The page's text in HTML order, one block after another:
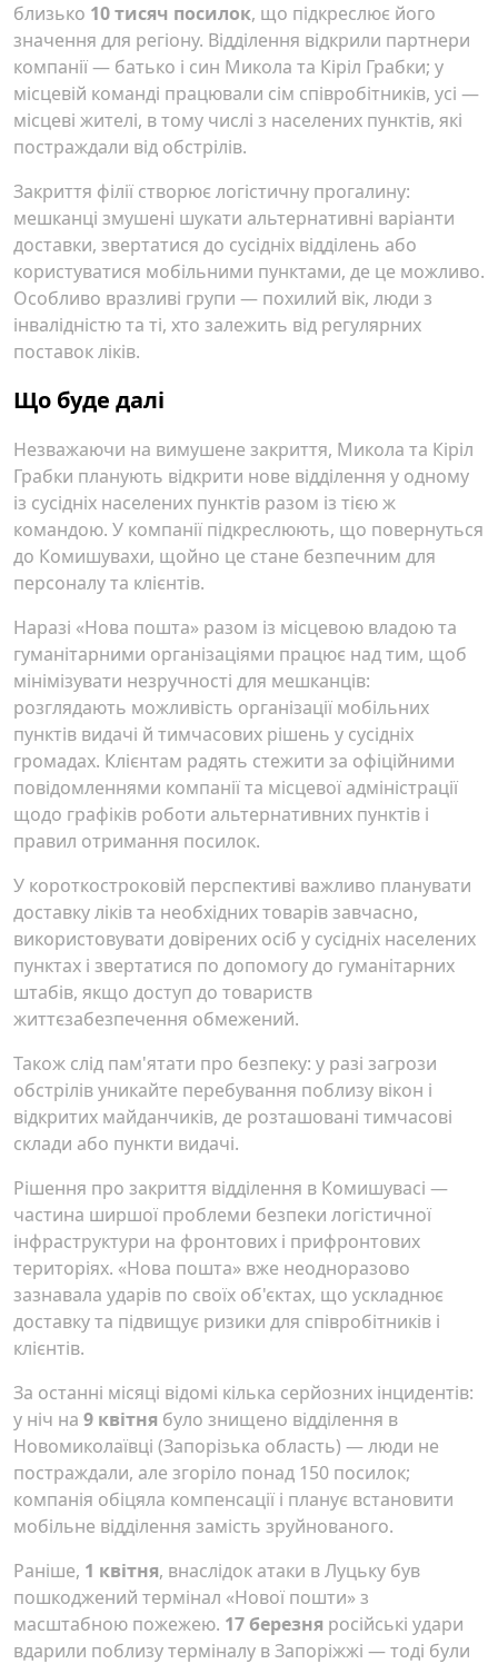
близько 10 тисяч посилок, що підкреслює його
значення для регіону. Відділення відкрили партнери
компанії — батько і син Микола та Кіріл Грабки; у
місцевій команді працювали сім співробітників, усі —
місцеві жителі, в тому числі з населених пунктів, які
постраждали від обстрілів.
Закриття філії створює логістичну прогалину:
мешканці змушені шукати альтернативні варіанти
доставки, звертатися до сусідніх відділень або
користуватися мобільними пунктами, де це можливо.
Особливо вразливі групи — похилий вік, люди з
інвалідністю та ті, хто залежить від регулярних
поставок ліків.
Що буде далі
Незважаючи на вимушене закриття, Микола та Кіріл
Грабки планують відкрити нове відділення у одному
із сусідніх населених пунктів разом із тією ж
командою. У компанії підкреслюють, що повернуться
до Комишувахи, щойно це стане безпечним для
персоналу та клієнтів.
Наразі «Нова пошта» разом із місцевою владою та
гуманітарними організаціями працює над тим, щоб
мінімізувати незручності для мешканців:
розглядають можливість організації мобільних
пунктів видачі й тимчасових рішень у сусідніх
громадах. Клієнтам радять стежити за офіційними
повідомленнями компанії та місцевої адміністрації
щодо графіків роботи альтернативних пунктів і
правил отримання посилок.
У короткостроковій перспективі важливо планувати
доставку ліків та необхідних товарів завчасно,
використовувати довірених осіб у сусідніх населених
пунктах і звертатися по допомогу до гуманітарних
штабів, якщо доступ до товариств
життєзабезпечення обмежений.
Також слід пам'ятати про безпеку: у разі загрози
обстрілів уникайте перебування поблизу вікон і
відкритих майданчиків, де розташовані тимчасові
склади або пункти видачі.
Рішення про закриття відділення в Комишувасі —
частина ширшої проблеми безпеки логістичної
інфраструктури на фронтових і прифронтових
територіях. «Нова пошта» вже неодноразово
зазнавала ударів по своїх об'єктах, що ускладнює
доставку та підвищує ризики для співробітників і
клієнтів.
За останні місяці відомі кілька серйозних інцидентів:
у ніч на 9 квітня було знищено відділення в
Новомиколаївці (Запорізька область) — люди не
постраждали, але згоріло понад 150 посилок;
компанія обіцяла компенсації і планує встановити
мобільне відділення замість зруйнованого.
Раніше, 1 квітня, внаслідок атаки в Луцьку був
пошкоджений термінал «Нової пошти» з
масштабною пожежею. 17 березня російські удари
вдарили поблизу терміналу в Запоріжжі — тоді були